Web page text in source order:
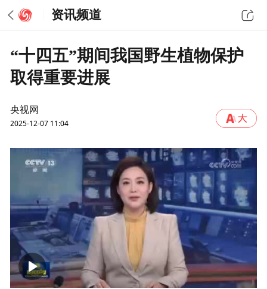
资讯频道
“十四五”期间我国野生植物保护
取得重要进展
央视网
2025-12-07 11:04
00:00 01:24